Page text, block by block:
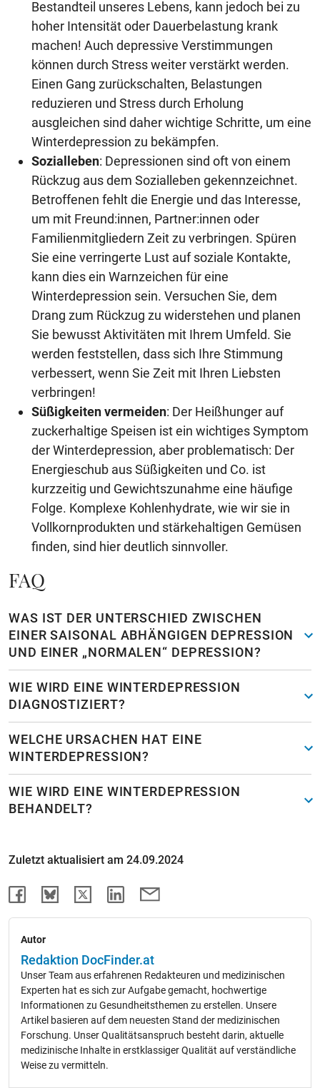
Bestandteil unseres Lebens, kann jedoch bei zu
hoher Intensität oder Dauerbelastung krank
machen! Auch depressive Verstimmungen
können durch Stress weiter verstärkt werden.
Einen Gang zurückschalten, Belastungen
reduzieren und Stress durch Erholung
ausgleichen sind daher wichtige Schritte, um eine
Winterdepression zu bekämpfen.
Sozialleben: Depressionen sind oft von einem
Rückzug aus dem Sozialleben gekennzeichnet.
Betroffenen fehlt die Energie und das Interesse,
um mit Freund:innen, Partner:innen oder
Familienmitgliedern Zeit zu verbringen. Spüren
Sie eine verringerte Lust auf soziale Kontakte,
kann dies ein Warnzeichen für eine
Winterdepression sein. Versuchen Sie, dem
Drang zum Rückzug zu widerstehen und planen
Sie bewusst Aktivitäten mit Ihrem Umfeld. Sie
werden feststellen, dass sich Ihre Stimmung
verbessert, wenn Sie Zeit mit Ihren Liebsten
verbringen!
Süßigkeiten vermeiden: Der Heißhunger auf
zuckerhaltige Speisen ist ein wichtiges Symptom
der Winterdepression, aber problematisch: Der
Energieschub aus Süßigkeiten und Co. ist
kurzzeitig und Gewichtszunahme eine häufige
Folge. Komplexe Kohlenhydrate, wie wir sie in
Vollkornprodukten und stärkehaltigen Gemüsen
finden, sind hier deutlich sinnvoller.
FAQ
WAS IST DER UNTERSCHIED ZWISCHEN
EINER SAISONAL ABHÄNGIGEN DEPRESSION
UND EINER „NORMALEN“ DEPRESSION?
WIE WIRD EINE WINTERDEPRESSION
DIAGNOSTIZIERT?
WELCHE URSACHEN HAT EINE
WINTERDEPRESSION?
WIE WIRD EINE WINTERDEPRESSION
BEHANDELT?
Zuletzt aktualisiert am 24.09.2024
Autor
Redaktion DocFinder.at
Unser Team aus erfahrenen Redakteuren und medizinischen
Experten hat es sich zur Aufgabe gemacht, hochwertige
Informationen zu Gesundheitsthemen zu erstellen. Unsere
Artikel basieren auf dem neuesten Stand der medizinischen
Forschung. Unser Qualitätsanspruch besteht darin, aktuelle
medizinische Inhalte in erstklassiger Qualität auf verständliche
Weise zu vermitteln.